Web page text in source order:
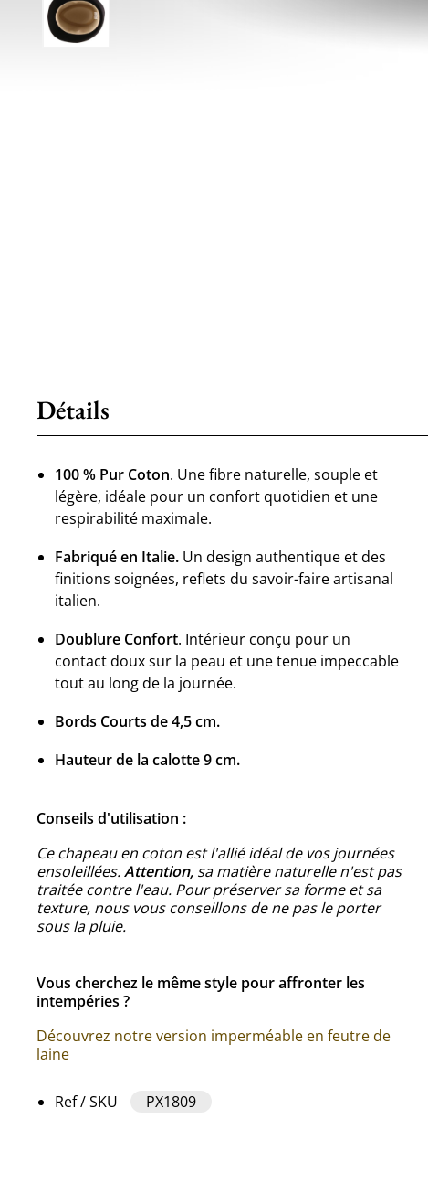
Détails
100 % Pur Coton. Une fibre naturelle, souple et
légère, idéale pour un confort quotidien et une
respirabilité maximale.
Fabriqué en Italie.Un design authentique et des
finitions soignées, reflets du savoir-faire artisanal
italien.
Doublure Confort. Intérieur conçu pour un
contact doux sur la peau et une tenue impeccable
tout au long de la journée.
Bords Courts de 4,5 cm.
Hauteur de la calotte 9 cm.
Conseils d'utilisation :
Ce chapeau en coton est l'allié idéal de vos journées
ensoleillées.Attention, sa matière naturelle n'est pas
traitée contre l'eau. Pour préserver sa forme et sa
texture, nous vous conseillons de ne pas le porter
sous la pluie.
Vous cherchez le même style pour affronter les
intempéries ?
Découvrez notre version imperméable en feutre de
laine
Ref / SKU PX1809